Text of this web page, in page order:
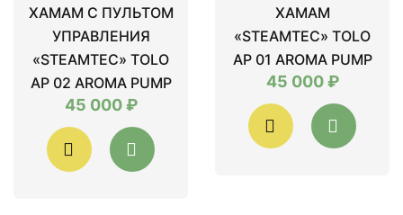
ХАМАМ С ПУЛЬТОМ
УПРАВЛЕНИЯ
«STEAMTEC» TOLO
AP 02 AROMA PUMP
45 000 ₽
ХАМАМ
«STEAMTEC» TOLO
AP 01 AROMA PUMP
45 000 ₽